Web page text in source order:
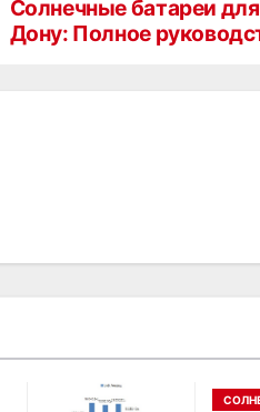
Солнечные батареи
Дону: Полное